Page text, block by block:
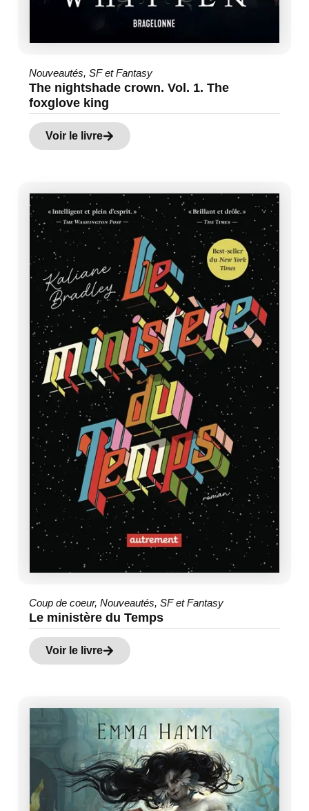
Nouveautés, SF et Fantasy
The nightshade crown. Vol. 1. The
foxglove king
Voir le livre
Coup de coeur, Nouveautés, SF et Fantasy
Le ministère du Temps
Voir le livre